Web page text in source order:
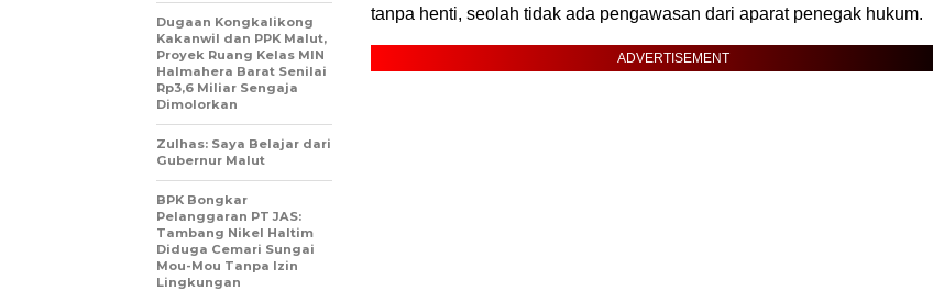
tanpa henti, seolah tidak ada pengawasan dari aparat penegak hukum.
ADVERTISEMENT
Dugaan Kongkalikong
Kakanwil dan PPK Malut,
Proyek Ruang Kelas MIN
Halmahera Barat Senilai
Rp3,6 Miliar Sengaja
Dimolorkan
Zulhas: Saya Belajar dari
Gubernur Malut
BPK Bongkar
Pelanggaran PT JAS:
Tambang Nikel Haltim
Diduga Cemari Sungai
Mou-Mou Tanpa Izin
Lingkungan